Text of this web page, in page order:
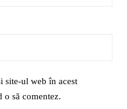
site-ul web în acest
o să comentez.